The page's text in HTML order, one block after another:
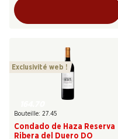
Exclusivité web !
Bouteille: 27.45
Condado de Haza Reserva
Ribera del Duero DO